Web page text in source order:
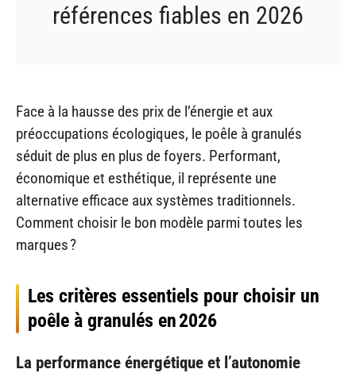
références fiables en 2026
Face à la hausse des prix de l’énergie et aux
préoccupations écologiques, le poêle à granulés
séduit de plus en plus de foyers. Performant,
économique et esthétique, il représente une
alternative efficace aux systèmes traditionnels.
Comment choisir le bon modèle parmi toutes les
marques ?
Les critères essentiels pour choisir un
poêle à granulés en 2026
La performance énergétique et l’autonomie